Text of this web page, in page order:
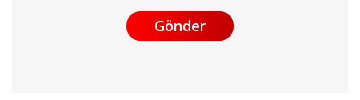
Gönder